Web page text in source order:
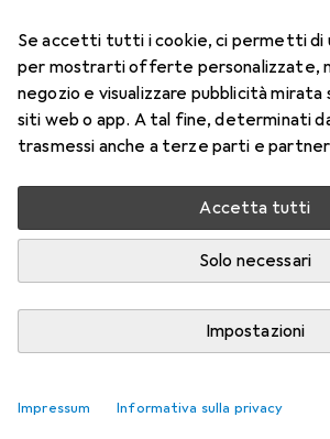
Se accetti tutti i cookie, ci permetti di
per mostrarti offerte personalizzate,
negozio e visualizzare pubblicità mirata
siti web o app. A tal fine, determinati
trasmessi anche a terze parti e
Accetta tutti
Solo necessari
Impostazioni
Impressum Informativa sulla privacy
Accessori per
Qui trovi accessori adatti per il
Tappetino mouse.
Batterie + Pile Webcam